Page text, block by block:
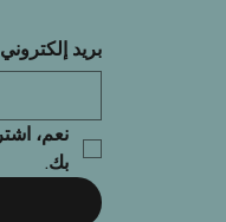
بريد إلكتروني
بك.